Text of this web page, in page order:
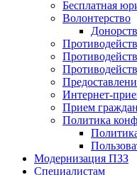
Бесплатная
Волонтерство
Интернет-
Прием граждан
Политика
Модернизация ПЗЗ
Специалистам